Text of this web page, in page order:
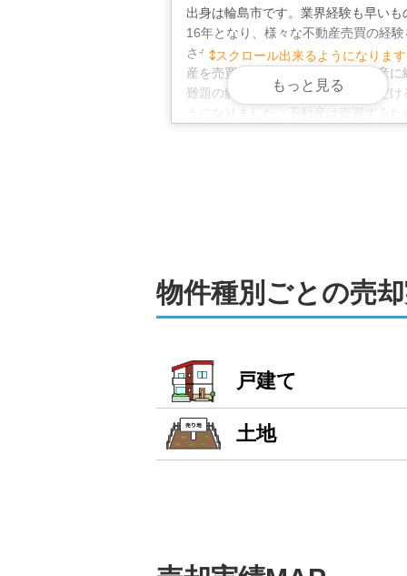
弊社は、ファイナンシャルプランナ
却、任意売却など複雑な事情を含む
また空き家や事故物件といった特殊
出身は輪島市です。業界経験も早いも
16年となり、様々な不動産売買の経験
させていただきました。おかげさまで
産を売買するだけではなく、不動産に
難題の解決も安心してお任せいただけ
うになりました。不動産は売買するた
スクロール出来るようになります
もっと見る
物件種別ごとの売
戸建て
土地